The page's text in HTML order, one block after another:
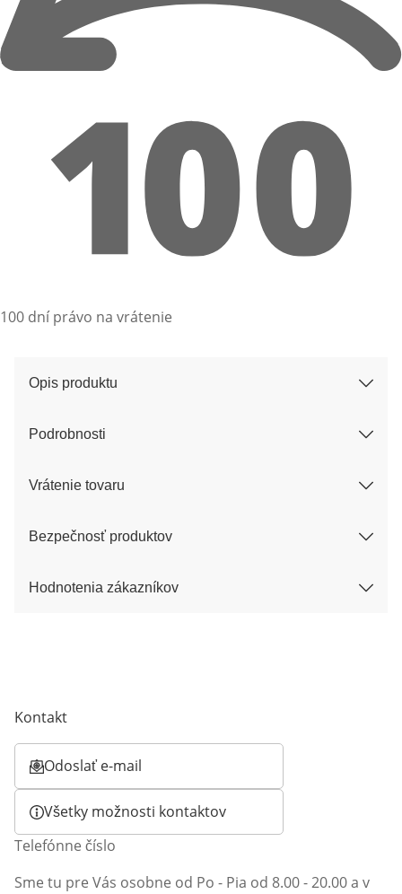
100 dní právo na vrátenie
Opis produktu
Podrobnosti
Vrátenie tovaru
Bezpečnosť produktov
Hodnotenia zákazníkov
Kontakt
Odoslať e-mail
Otvorí e-mailového klienta
Všetky možnosti kontaktov
Telefónne číslo
Sme tu pre Vás osobne od Po - Pia od 8.00 - 20.00 a v